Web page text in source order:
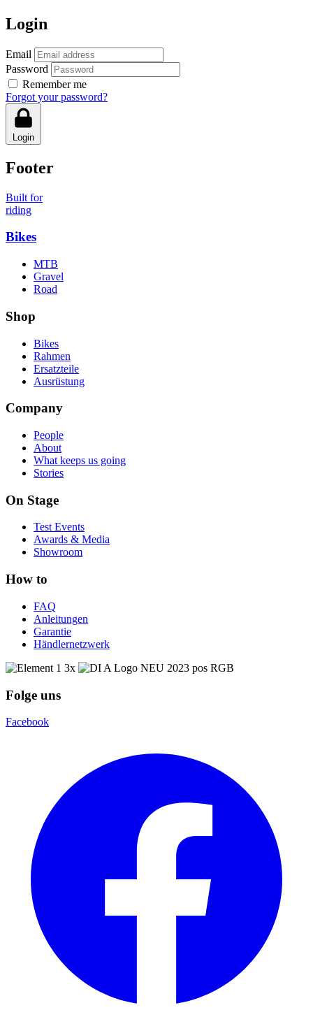
Login
Email
Password
Remember me
Forgot your password?
Login
Footer
Built for
riding
Bikes
MTB
Gravel
Road
Shop
Bikes
Rahmen
Ersatzteile
Ausrüstung
Company
People
About
What keeps us going
Stories
On Stage
Test Events
Awards & Media
Showroom
How to
FAQ
Anleitungen
Garantie
Händlernetzwerk
Folge uns
Facebook